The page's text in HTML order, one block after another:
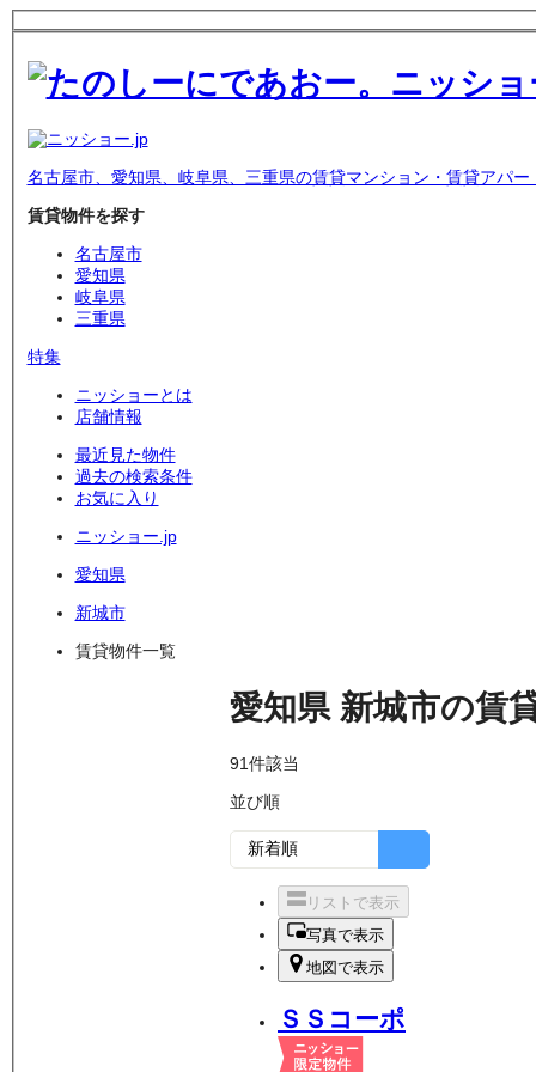
名古屋市、愛知県、岐阜県、三重県の賃貸マンション・賃貸アパー
賃貸物件を探す
名古屋市
愛知県
岐阜県
三重県
特集
ニッショーとは
店舗情報
最近見た物件
過去の検索条件
お気に入り
ニッショー.jp
愛知県
新城市
賃貸物件一覧
愛知県 新城市の賃
91件該当
並び順
リストで表示
写真で表示
地図で表示
ＳＳコーポ